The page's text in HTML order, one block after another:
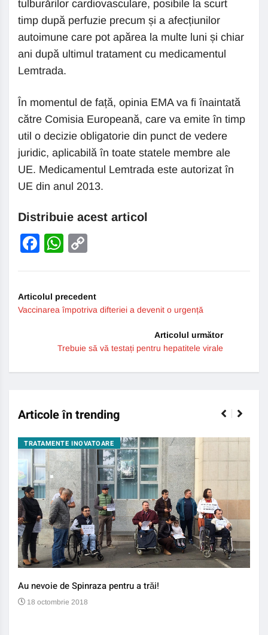
tulburărilor cardiovasculare, posibile la scurt
timp după perfuzie precum și a afecțiunilor
autoimune care pot apărea la multe luni și chiar
ani după ultimul tratament cu medicamentul
Lemtrada.
În momentul de față, opinia EMA va fi înaintată
către Comisia Europeană, care va emite în timp
util o decizie obligatorie din punct de vedere
juridic, aplicabilă în toate statele membre ale
UE. Medicamentul Lemtrada este autorizat în
UE din anul 2013.
Distribuie acest articol
Facebook
WhatsApp
Articolul precedent
Vaccinarea împotriva difteriei a devenit o urgență
Articolul următor
Trebuie să vă testați pentru hepatitele virale
Articole în trending
TRATAMENTE INOVATOARE
Au nevoie de Spinraza pentru a trăi!
18 octombrie 2018